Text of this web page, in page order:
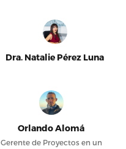
Dra. Natalie Pérez Luna
Orlando Alomá
Gerente de Proyectos en un